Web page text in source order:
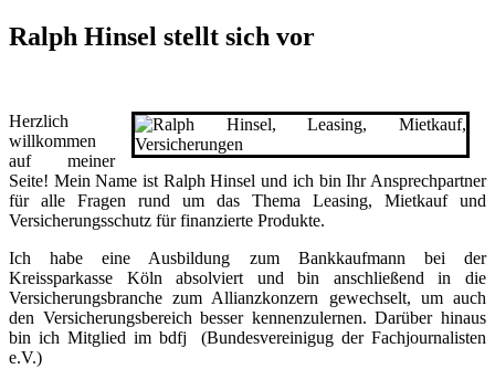
Ralph Hinsel stellt sich vor
Herzlich
willkommen
auf meiner
Seite! Mein Name ist Ralph Hinsel und ich bin Ihr Ansprechpartner
für alle Fragen rund um das Thema Leasing, Mietkauf und
Versicherungsschutz für finanzierte Produkte.
Ich habe eine Ausbildung zum Bankkaufmann bei der
Kreissparkasse Köln absolviert und bin anschließend in die
Versicherungsbranche zum Allianzkonzern gewechselt, um auch
den Versicherungsbereich besser kennenzulernen. Darüber hinaus
bin ich Mitglied im bdfj (Bundesvereinigug der Fachjournalisten
e.V.)